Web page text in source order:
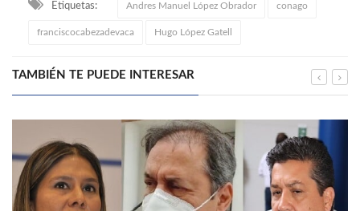
Etiquetas: Andres Manuel López Obrador conago
franciscocabezadevaca Hugo López Gatell
TAMBIÉN TE PUEDE INTERESAR